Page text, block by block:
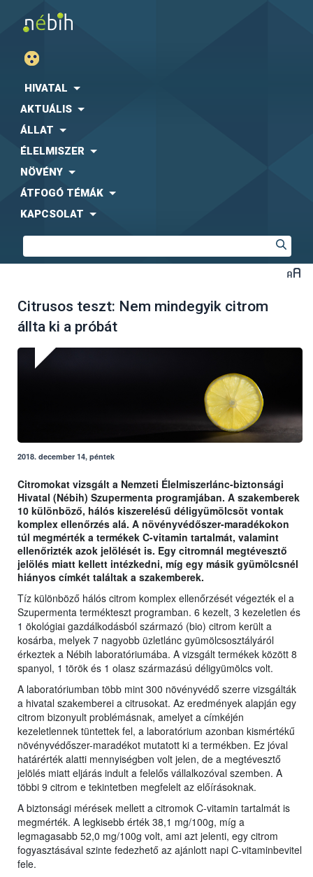
HIVATAL
AKTUÁLIS
ÁLLAT
ÉLELMISZER
NÖVÉNY
ÁTFOGÓ TÉMÁK
KAPCSOLAT
Citrusos teszt: Nem mindegyik citrom
állta ki a próbát
2018. december 14, péntek
Citromokat vizsgált a Nemzeti Élelmiszerlánc-biztonsági
Hivatal (Nébih) Szupermenta programjában. A szakemberek
10 különböző, hálós kiszerelésű déligyümölcsöt vontak
komplex ellenőrzés alá. A növényvédőszer-maradékokon
túl megmérték a termékek C-vitamin tartalmát, valamint
ellenőrizték azok jelölését is. Egy citromnál megtévesztő
jelölés miatt kellett intézkedni, míg egy másik gyümölcsnél
hiányos címkét találtak a szakemberek.
Tíz különböző hálós citrom komplex ellenőrzését végezték el a
Szupermenta termékteszt programban. 6 kezelt, 3 kezeletlen és
1 ökológiai gazdálkodásból származó (bio) citrom került a
kosárba, melyek 7 nagyobb üzletlánc gyümölcsosztályáról
érkeztek a Nébih laboratóriumába. A vizsgált termékek között 8
spanyol, 1 török és 1 olasz származású déligyümölcs volt.
A laboratóriumban több mint 300 növényvédő szerre vizsgálták
a hivatal szakemberei a citrusokat. Az eredmények alapján egy
citrom bizonyult problémásnak, amelyet a címkéjén
kezeletlennek tüntettek fel, a laboratórium azonban kismértékű
növényvédőszer-maradékot mutatott ki a termékben. Ez jóval
határérték alatti mennyiségben volt jelen, de a megtévesztő
jelölés miatt eljárás indult a felelős vállalkozóval szemben. A
többi 9 citrom e tekintetben megfelelt az előírásoknak.
A biztonsági mérések mellett a citromok C-vitamin tartalmát is
megmérték. A legkisebb érték 38,1 mg/100g, míg a
legmagasabb 52,0 mg/100g volt, ami azt jelenti, egy citrom
fogyasztásával szinte fedezhető az ajánlott napi C-vitaminbevitel
fele.